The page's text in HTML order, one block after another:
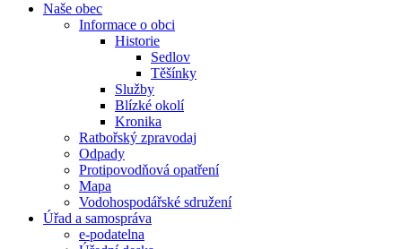
Naše obec
Informace o obci
Historie
Sedlov
Těšínky
Služby
Blízké okolí
Kronika
Ratbořský zpravodaj
Odpady
Protipovodňová opatření
Mapa
Vodohospodářské sdružení
Úřad a samospráva
e-podatelna